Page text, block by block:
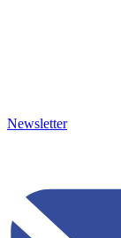
Newsletter